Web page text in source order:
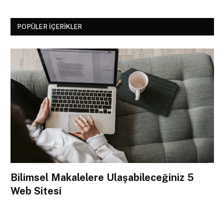
POPÜLER İÇERIKLER
Bilimsel Makalelere Ulaşabileceğiniz 5
Web Sitesi